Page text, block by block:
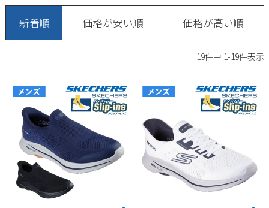
レインシューズ
ローファー
カジュアルシューズ
ワークシューズ
ブーツ
すべての商品
サンダル
スニーカー
ビジネス・ドレスシューズ
ローファー
カジュアルシューズ
レインシューズ
スニーカー
スクール
フォーマル
すべての商品
レディース新入荷
メンズ新入荷
キッズ新入荷
すべての商品
レディースSALE
メンズSALE
バッグ
すべての商品
リュック
雑貨
詳細検索
新着順 価格が安い順 価格が高い順
19件中 1-19件表示